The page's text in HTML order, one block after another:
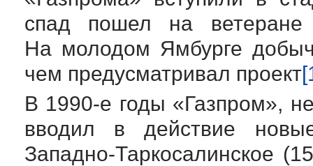
спад пошел на
На молодом Ямбурге
чем предусматривал проект
В 1990-е годы «Газпром»,
вводил в действие
Западно-Таркосалинское